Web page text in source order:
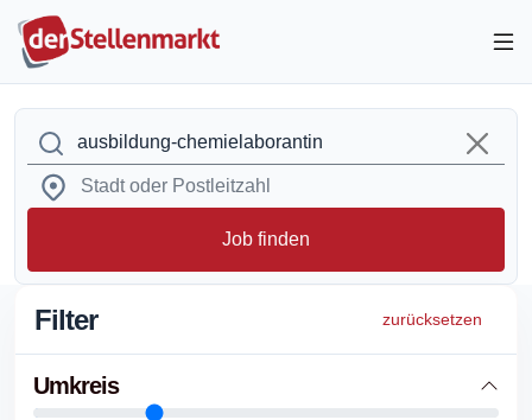
Job finden
Filter zurücksetzen
Umkreis